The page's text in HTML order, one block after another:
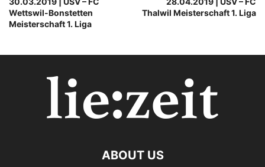
Wettswil-Bonstetten
Meisterschaft 1. Liga
Thalwil Meisterschaft 1. Liga
ABOUT US